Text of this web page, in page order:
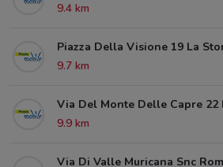
9.4 km
Piazza Della Visione 19 La
9.7 km
Via Del Monte Delle Capre 22
9.9 km
Via Di Valle Muricana Snc